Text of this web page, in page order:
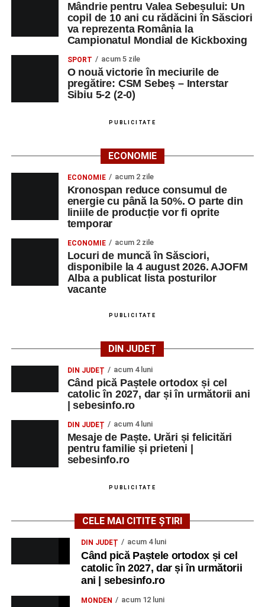
Mândrie pentru Valea Sebeșului: Un
copil de 10 ani cu rădăcini în Săsciori
va reprezenta România la
Campionatul Mondial de Kickboxing
SPORT acum 5 zile
O nouă victorie în meciurile de
pregătire: CSM Sebeș – Interstar
Sibiu 5-2 (2-0)
PUBLICITATE
ECONOMIE
ECONOMIE acum 2 zile
Kronospan reduce consumul de
energie cu până la 50%. O parte din
liniile de producție vor fi oprite
temporar
ECONOMIE acum 2 zile
Locuri de muncă în Săsciori,
disponibile la 4 august 2026. AJOFM
Alba a publicat lista posturilor
vacante
PUBLICITATE
DIN JUDEȚ
DIN JUDEȚ acum 4 luni
Când pică Paștele ortodox și cel
catolic în 2027, dar și în următorii ani
| sebesinfo.ro
DIN JUDEȚ acum 4 luni
Mesaje de Paște. Urări și felicitări
pentru familie și prieteni |
sebesinfo.ro
PUBLICITATE
CELE MAI CITITE ȘTIRI
DIN JUDEȚ acum 4 luni
Când pică Paștele ortodox și cel
catolic în 2027, dar și în următorii
ani | sebesinfo.ro
MONDEN acum 12 luni